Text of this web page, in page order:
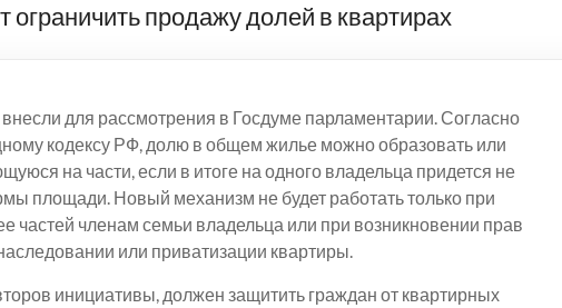
ограничить продажу долей в квартирах
внесли для рассмотрения в Госдуме парламентарии. Согласно
кодексу РФ, долю в общем жилье можно образовать или
на части, если в итоге на одного владельца придется не
площади. Новый механизм не будет работать только при
частей членам семьи владельца или при возникновении прав
или приватизации квартиры.
инициативы, должен защитить граждан от квартирных